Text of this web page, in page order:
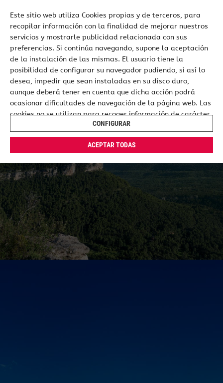
Este sitio web utiliza Cookies propias y de terceros, para
recopilar información con la finalidad de mejorar nuestros
servicios y mostrarle publicidad relacionada con sus
preferencias. Si continúa navegando, supone la aceptación
de la instalación de las mismas. El usuario tiene la
posibilidad de configurar su navegador pudiendo, si así lo
desea, impedir que sean instaladas en su disco duro,
aunque deberá tener en cuenta que dicha acción podrá
ocasionar dificultades de navegación de la página web. Las
cookies no se utilizan para recoger información de carácter
personal. Usted puede permitir su uso o rechazarlo,
también puede cambiar su configuración siempre que lo
desee. Dispone de más información en nuestra
CONFIGURAR
ACEPTAR TODAS